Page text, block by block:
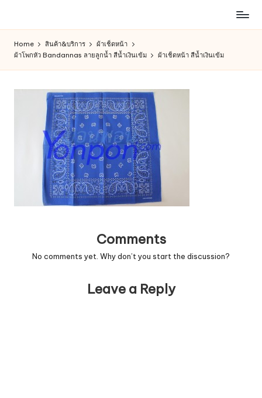
content
สินค้า
คน
Home สินค้า&บริการ
ผ้าเช็ดหน้า
ผ้าโพกหัว Bandannas ลายลูกน้ำ สีน้ำเงินเข้ม
ผ้าเช็ดหน้า สีน้ำเงินเข้ม
Comments
No comments yet. Why don’t you start the discussion?
Leave a Reply